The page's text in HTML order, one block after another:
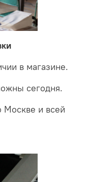
После
поломки и
случае покупая
деньги но еще
освещения.
в магазине.
сегодня.
Москве и всей